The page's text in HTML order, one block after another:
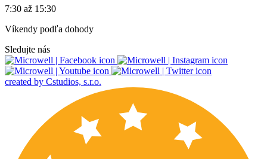
7:30 až 15:30
Víkendy podľa dohody
Sledujte nás
created by Cstudios, s.r.o.